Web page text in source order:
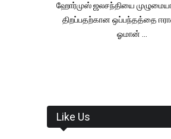
ஹோர்முஸ் ஜலசந்தியை
திறப்பதற்கான ஒப்பந்தத்தை
ஓமான் ...
Like Us